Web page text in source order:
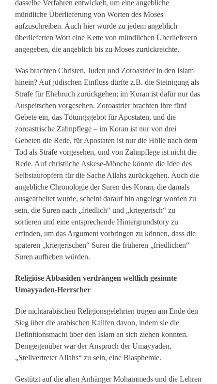
dasselbe Verfahren entwickelt, um eine angebliche
mündliche Überlieferung von Worten des Moses
aufzuschreiben. Auch hier wurde zu jedem angeblich
überlieferten Wort eine Kette von mündlichen Überlieferern
angegeben, die angeblich bis zu Moses zurückreichte.
Was brachten Christen, Juden und Zoroastrier in den Islam
hinein? Auf jüdischen Einfluss dürfte z.B. die Steinigung als
Strafe für Ehebruch zurückgehen; im Koran ist dafür nur das
Auspeitschen vorgesehen. Zoroastrier brachten ihre fünf
Gebete ein, das Tötungsgebot für Apostaten, und die
zoroastrische Zahnpflege – im Koran ist nur von drei
Gebeten die Rede, für Apostaten ist nur die Hölle nach dem
Tod als Strafe vorgesehen, und von Zahnpflege ist nicht die
Rede. Auf christliche Askese-Mönche könnte die Idee des
Selbstaufopfern für die Sache Allahs zurückgehen. Auch die
angebliche Chronologie der Suren des Koran, die damals
ausgearbeitet wurde, scheint darauf hin angelegt worden zu
sein, die Suren nach „friedlich“ und „kriegerisch“ zu
sortieren und eine entsprechende Hintergrundstory zu
erfinden, um das Argument vorbringen zu können, dass die
späteren „kriegerischen“ Suren die früheren „friedlichen“
Suren aufheben würden.
Religiöse Abbasiden verdrängen weltlich gesinnte
Umayyaden-Herrscher
Die nichtarabischen Religionsgelehrten trugen am Ende den
Sieg über die arabischen Kalifen davon, indem sie die
Definitionsmacht über den Islam an sich ziehen konnten.
Demgegenüber war der Anspruch der Umayyaden,
„Stellvertreter Allahs“ zu sein, eine Blasphemie.
Gestützt auf die alten Anhänger Mohammeds und die Lehren